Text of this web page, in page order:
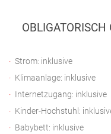
Strom: inklusive
Klimaanlage: inklusive
Internetzugang: inklusive
Kinder-Hochstuhl:
Babybett: inklusive